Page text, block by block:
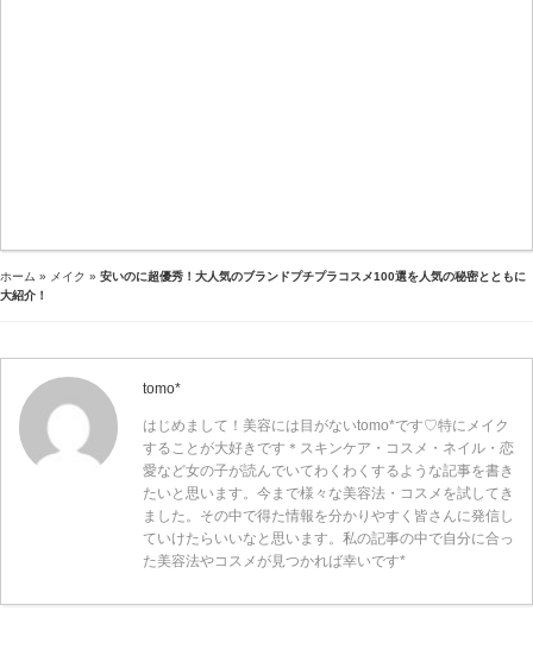
ホーム » メイク » 安いのに超優秀！大人気のブランドプチプラコスメ100選を人気の秘密とともに
大紹介！
tomo*
はじめまして！美容には目がないtomo*です♡特にメイク
することが大好きです＊スキンケア・コスメ・ネイル・恋
愛など女の子が読んでいてわくわくするような記事を書き
たいと思います。今まで様々な美容法・コスメを試してき
ました。その中で得た情報を分かりやすく皆さんに発信し
ていけたらいいなと思います。私の記事の中で自分に合っ
た美容法やコスメが見つかれば幸いです*